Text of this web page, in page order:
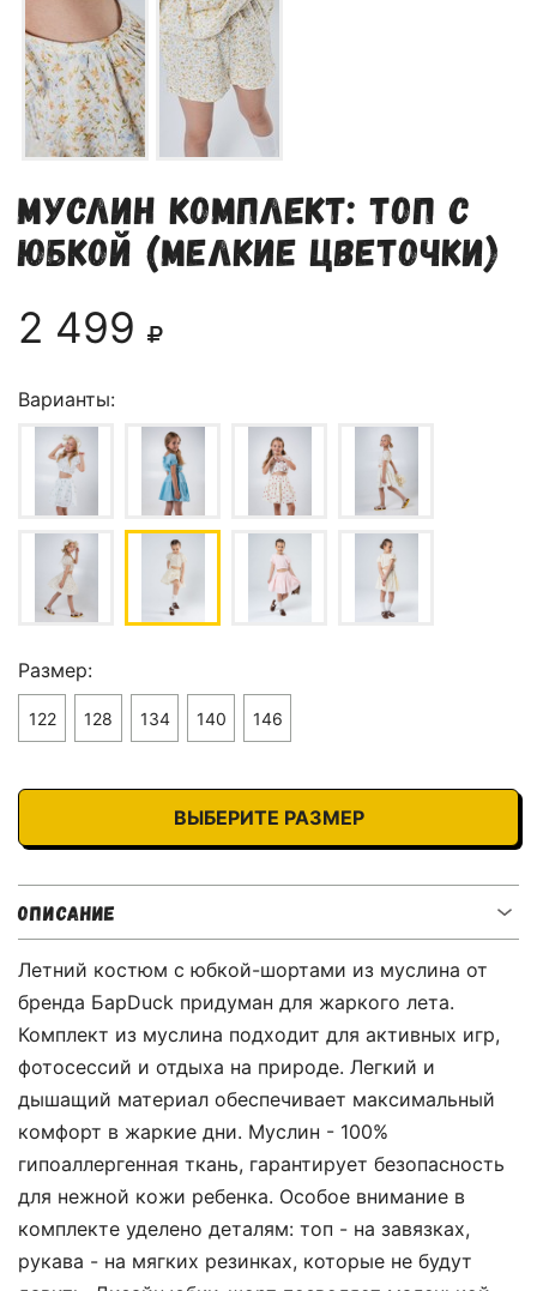
Муслин комплект: топ с
юбкой (мелкие цветочки)
2 499
Варианты:
Размер:
122 128 134 140 146
ВЫБЕРИТЕ РАЗМЕР
ОПИСАНИЕ
Летний костюм с юбкой-шортами из муслина от
бренда БарDuck придуман для жаркого лета.
Комплект из муслина подходит для активных игр,
фотосессий и отдыха на природе. Легкий и
дышащий материал обеспечивает максимальный
комфорт в жаркие дни. Муслин - 100%
гипоаллергенная ткань, гарантирует безопасность
для нежной кожи ребенка. Особое внимание в
комплекте уделено деталям: топ - на завязках,
рукава - на мягких резинках, которые не будут